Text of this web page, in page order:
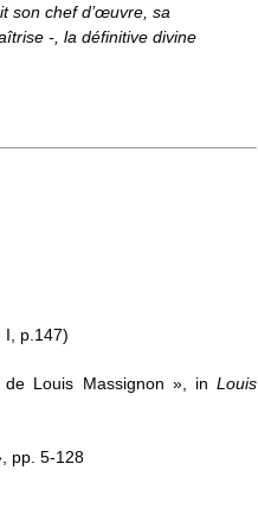
son chef d’œuvre, sa
-, la définitive divine
I, p.147)
de Louis Massignon », in Louis
pp. 5-128